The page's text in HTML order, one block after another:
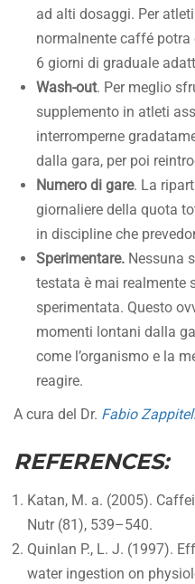
ad alti dosaggi. Per
normalnente caffé potra
6 giorni di graduale
Wash-out. Per meglio
supplemento in atleti
interromperne
dalla gara, per poi
Numero di gare. La
giornaliere della quota
in discipline che
Sperimentare. Nessuna
testata è mai realmente
sperimentata. Questo
momenti lontani dalla
come l’organismo e la
reagire.
A cura del Dr. Fabio
REFERENCES:
Katan, M. a. (2005).
Nutr (81), 539–540.
Quinlan P., L. J. (1997).
water ingestion on